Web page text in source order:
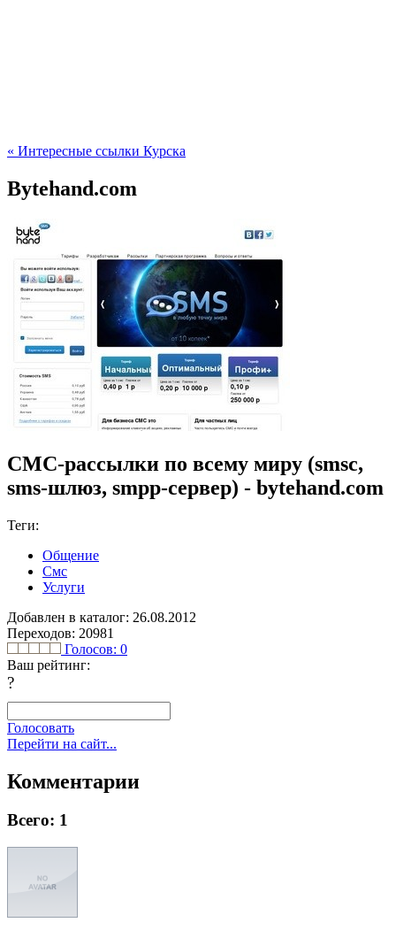
« Интересные ссылки Курска
Bytehand.com
СМС-рассылки по всему миру (smsc,
sms-шлюз, smpp-сервер) - bytehand.com
Теги:
Общение
Смс
Услуги
Добавлен в каталог: 26.08.2012
Переходов: 20981
Голосов: 0
Ваш рейтинг:
?
Голосовать
Перейти на сайт...
Комментарии
Всего: 1